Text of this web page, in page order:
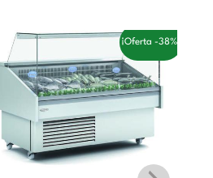
¡Oferta -38%!
El
original
era:
3.261,00 €.
El
precio
actual
es:
2.006,00 €.